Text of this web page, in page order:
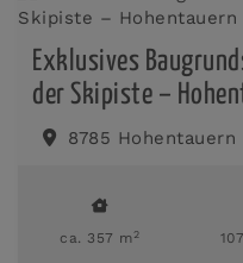
Exklusives
der Skipiste –
8785 Hohentauern
ca. 357 m2